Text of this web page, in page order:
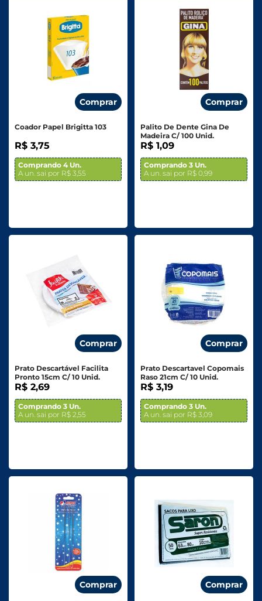
Comprar
Coador Papel Brigitta 103
R$ 3,75
Comprando 4 Un.
A un. sai por R$ 3,55
Comprar
Palito De Dente Gina De
Madeira C/ 100 Unid.
R$ 1,09
Comprando 3 Un.
A un. sai por R$ 0,99
Comprar
Prato Descartável Facilita
Pronto 15cm C/ 10 Unid.
R$ 2,69
Comprando 3 Un.
A un. sai por R$ 2,55
Comprar
Prato Descartavel Copomais
Raso 21cm C/ 10 Unid.
R$ 3,19
Comprando 3 Un.
A un. sai por R$ 3,09
Comprar Comprar